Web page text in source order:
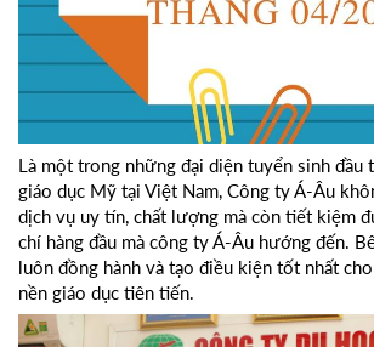
Là một trong những đại diện tuyển sinh đầu
giáo dục Mỹ tại Việt Nam, Công ty Á-Âu
dịch vụ uy tín, chất lượng mà còn tiết kiệm
chí hàng đầu mà công ty Á-Âu hướng đến.
luôn đồng hành và tạo điều kiện tốt nhất
nền giáo dục tiên tiến.